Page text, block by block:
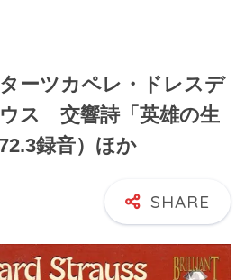
ーツカペレ・ドレスデ
ス 交響詩「英雄の生
録音）ほか